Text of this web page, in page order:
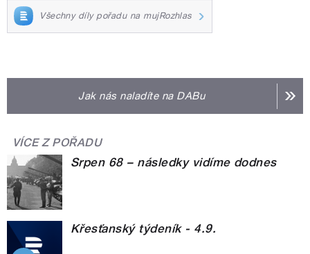
Všechny díly pořadu na mujRozhlas
Jak nás naladíte na DABu
VÍCE Z POŘADU
Srpen 68 – následky vidíme dodnes
Křesťanský týdeník - 4.9.